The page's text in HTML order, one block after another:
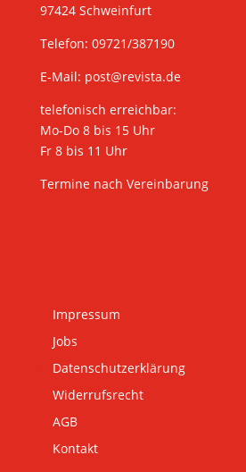
97424 Schweinfurt
Telefon: 09721/387190
E-Mail: post@revista.de
telefonisch erreichbar:
Mo-Do 8 bis 15 Uhr
Fr 8 bis 11 Uhr
Termine nach Vereinbarung
Impressum
Jobs
Datenschutzerklärung
Widerrufsrecht
AGB
Kontakt